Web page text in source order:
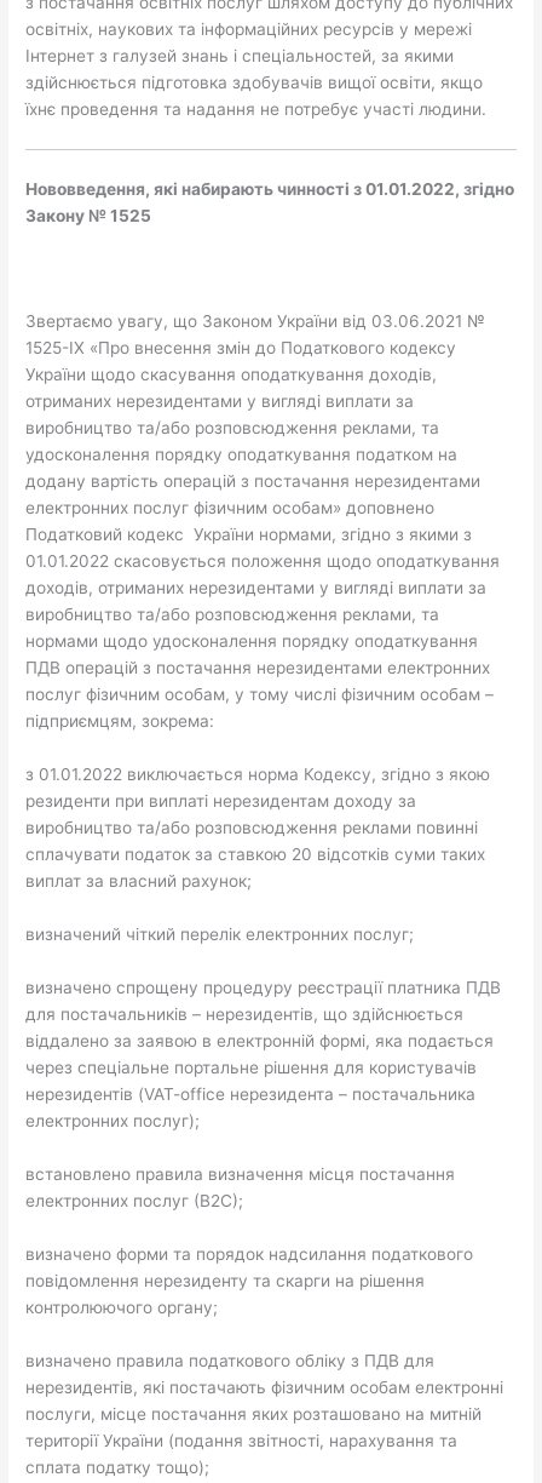
освітніх, наукових та інформаційних ресурсів у мережі
Інтернет з галузей знань і спеціальностей, за якими
здійснюється підготовка здобувачів вищої освіти, якщо
їхнє проведення та надання не потребує участі людини.
Нововведення, які набирають чинності з 01.01.2022, згідно
Закону № 1525
Звертаємо увагу, що Законом України від 03.06.2021 №
1525-ІХ «Про внесення змін до Податкового кодексу
України щодо скасування оподаткування доходів,
отриманих нерезидентами у вигляді виплати за
виробництво та/або розповсюдження реклами, та
удосконалення порядку оподаткування податком на
додану вартість операцій з постачання нерезидентами
електронних послуг фізичним особам» доповнено
Податковий кодекс України нормами, згідно з якими з
01.01.2022 скасовується положення щодо оподаткування
доходів, отриманих нерезидентами у вигляді виплати за
виробництво та/або розповсюдження реклами, та
нормами щодо удосконалення порядку оподаткування
ПДВ операцій з постачання нерезидентами електронних
послуг фізичним особам, у тому числі фізичним особам –
підприємцям, зокрема:
з 01.01.2022 виключається норма Кодексу, згідно з якою
резиденти при виплаті нерезидентам доходу за
виробництво та/або розповсюдження реклами повинні
сплачувати податок за ставкою 20 відсотків суми таких
виплат за власний рахунок;
визначений чіткий перелік електронних послуг;
визначено спрощену процедуру реєстрації платника ПДВ
для постачальників – нерезидентів, що здійснюється
віддалено за заявою в електронній формі, яка подається
через спеціальне портальне рішення для користувачів
нерезидентів (VAT-office нерезидента – постачальника
електронних послуг);
встановлено правила визначення місця постачання
електронних послуг (В2С);
визначено форми та порядок надсилання податкового
повідомлення нерезиденту та скарги на рішення
контролюючого органу;
визначено правила податкового обліку з ПДВ для
нерезидентів, які постачають фізичним особам електронні
послуги, місце постачання яких розташовано на митній
території України (подання звітності, нарахування та
сплата податку тощо);